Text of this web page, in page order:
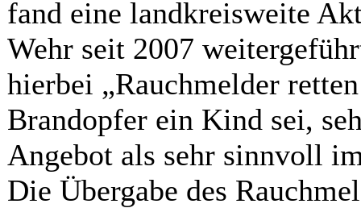
fand eine landkreisweite
Wehr seit 2007
hierbei „Rauchmelder
Brandopfer ein Kind sei,
Angebot als sehr sinnvoll
Die Übergabe des